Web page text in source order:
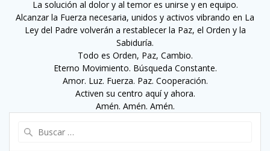
La solución al dolor y al temor es unirse y en equipo.
Alcanzar la Fuerza necesaria, unidos y activos vibrando en La
Ley del Padre volverán a restablecer la Paz, el Orden y la
Sabiduría.
Todo es Orden, Paz, Cambio.
Eterno Movimiento. Búsqueda Constante.
Amor. Luz. Fuerza. Paz. Cooperación.
Activen su centro aquí y ahora.
Amén. Amén. Amén.